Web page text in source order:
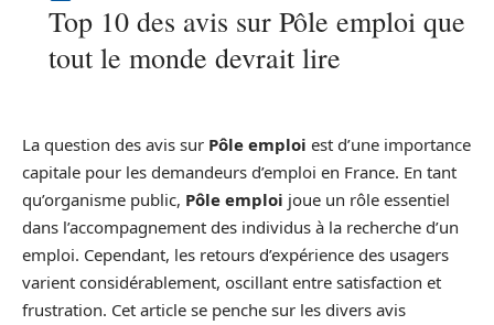
Top 10 des avis sur Pôle emploi que
tout le monde devrait lire
La question des avis sur Pôle emploi est d’une importance
capitale pour les demandeurs d’emploi en France. En tant
qu’organisme public, Pôle emploi joue un rôle essentiel
dans l’accompagnement des individus à la recherche d’un
emploi. Cependant, les retours d’expérience des usagers
varient considérablement, oscillant entre satisfaction et
frustration. Cet article se penche sur les divers avis